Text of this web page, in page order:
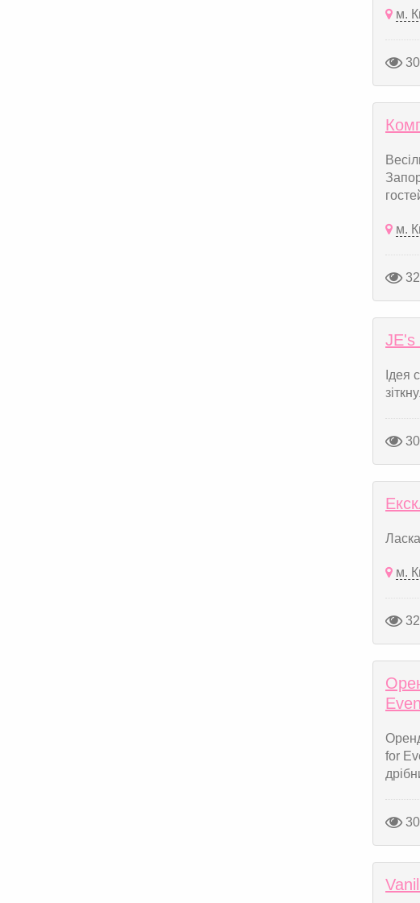
м.
м.
JE's
Ідея
м.
for